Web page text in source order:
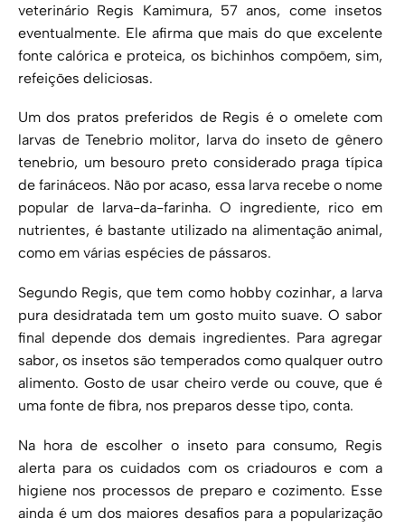
veterinário Regis Kamimura, 57 anos, come insetos
eventualmente. Ele afirma que mais do que excelente
fonte calórica e proteica, os bichinhos compõem, sim,
refeições deliciosas.
Um dos pratos preferidos de Regis é o omelete com
larvas de Tenebrio molitor, larva do inseto de gênero
tenebrio, um besouro preto considerado praga típica
de farináceos. Não por acaso, essa larva recebe o nome
popular de larva-da-farinha. O ingrediente, rico em
nutrientes, é bastante utilizado na alimentação animal,
como em várias espécies de pássaros.
Segundo Regis, que tem como hobby cozinhar, a larva
pura desidratada tem um gosto muito suave. O sabor
final depende dos demais ingredientes. Para agregar
sabor, os insetos são temperados como qualquer outro
alimento. Gosto de usar cheiro verde ou couve, que é
uma fonte de fibra, nos preparos desse tipo, conta.
Na hora de escolher o inseto para consumo, Regis
alerta para os cuidados com os criadouros e com a
higiene nos processos de preparo e cozimento. Esse
ainda é um dos maiores desafios para a popularização